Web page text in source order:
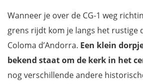
Wanneer je over de CG-1 weg
grens rijdt kom je langs het rustige
Coloma d’Andorra. Een klein
bekend staat om de kerk in het
nog verschillende andere